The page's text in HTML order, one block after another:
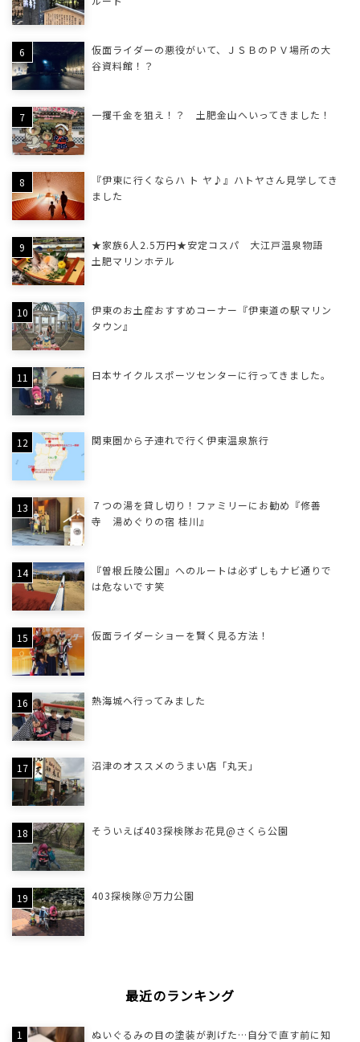
仮面ライダーの悪役がいて、ＪＳＢのＰＶ場所の大
谷資料館！？
一攫千金を狙え！？ 土肥金山へいってきました！
『伊東に行くならハ ト ヤ♪』ハトヤさん見学してき
ました
★家族6人2.5万円★安定コスパ 大江戸温泉物語
土肥マリンホテル
伊東のお土産おすすめコーナー『伊東道の駅マリン
タウン』
日本サイクルスポーツセンターに行ってきました。
関東圏から子連れで行く伊東温泉旅行
７つの湯を貸し切り！ファミリーにお勧め『修善
寺 湯めぐりの宿 桂川』
『曽根丘陵公園』へのルートは必ずしもナビ通りで
は危ないです笑
仮面ライダーショーを賢く見る方法！
熱海城へ行ってみました
沼津のオススメのうまい店「丸天」
そういえば403探検隊お花見@さくら公園
403探検隊＠万力公園
最近のランキング
ぬいぐるみの目の塗装が剥げた…自分で直す前に知